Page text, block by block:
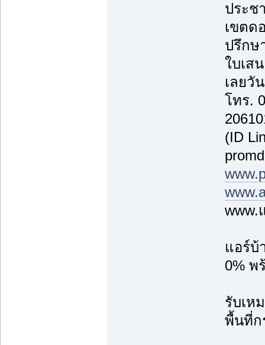
ประช
เขตด
ปรึกษ
ใบเส
เลยวั
โทร.
(ID
www.
แอร์บ้
0% พ
รับเห
พื้นที่ก